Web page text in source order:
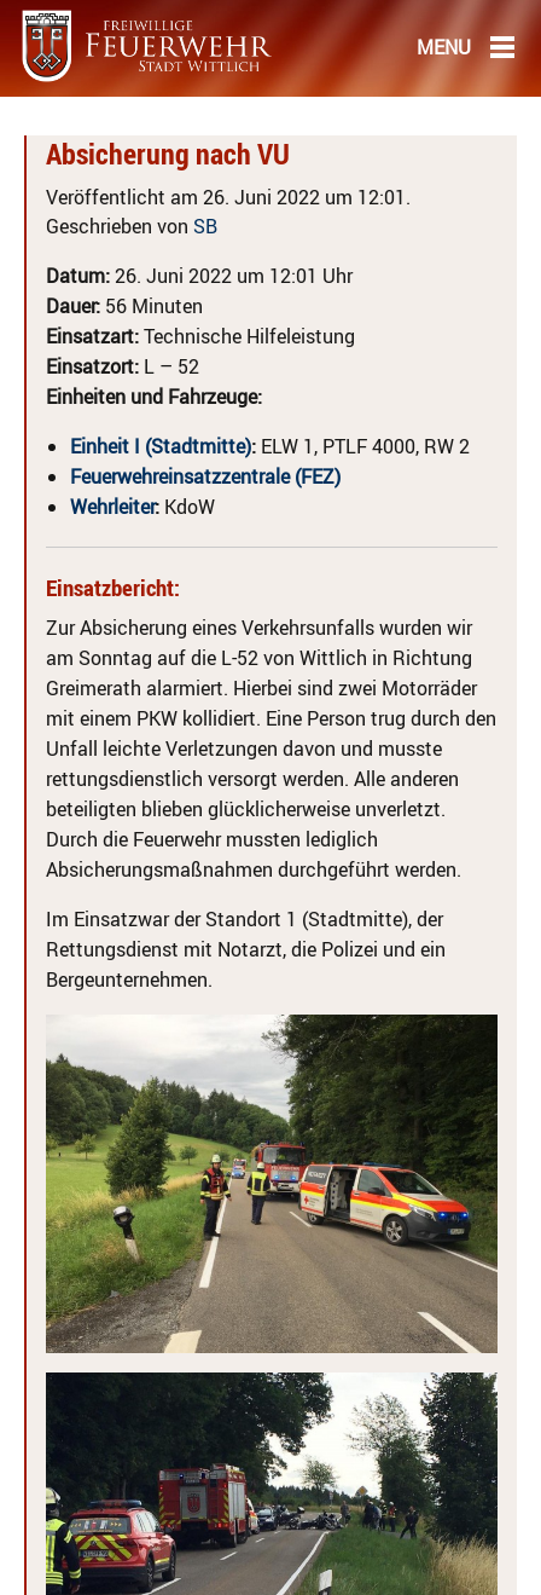
Absicherung nach VU
Veröffentlicht am 26. Juni 2022 um 12:01.
Geschrieben von SB
Datum:26. Juni 2022 um 12:01 Uhr
Dauer: 56 Minuten
Einsatzart:Technische Hilfeleistung
Einsatzort: L – 52
Einheiten und Fahrzeuge:
Einheit I (Stadtmitte): ELW 1, PTLF 4000, RW 2
Feuerwehreinsatzzentrale (FEZ)
Wehrleiter: KdoW
Einsatzbericht:
Zur Absicherung eines Verkehrsunfalls wurden wir
am Sonntag auf die L-52 von Wittlich in Richtung
Greimerath alarmiert. Hierbei sind zwei Motorräder
mit einem PKW kollidiert. Eine Person trug durch den
Unfall leichte Verletzungen davon und musste
rettungsdienstlich versorgt werden. Alle anderen
beteiligten blieben glücklicherweise unverletzt.
Durch die Feuerwehr mussten lediglich
Absicherungsmaßnahmen durchgeführt werden.
Im Einsatzwar der Standort 1 (Stadtmitte), der
Rettungsdienst mit Notarzt, die Polizei und ein
Bergeunternehmen.